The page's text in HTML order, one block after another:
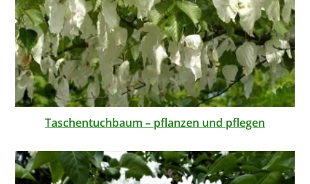
Taschentuchbaum – pflanzen und pflegen